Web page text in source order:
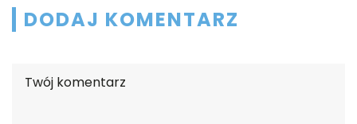
DODAJ KOMENTARZ